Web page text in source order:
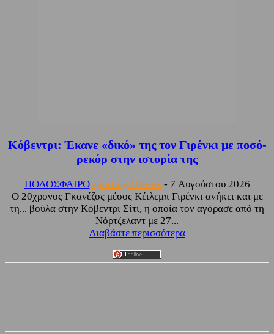
Κόβεντρι: Έκανε «δικό» της τον Γιρένκι με ποσό-
ρεκόρ στην ιστορία της
ΠΟΔΟΣΦΑΙΡΟ sporting24news - 7 Αυγούστου 2026
Ο 20χρονος Γκανέζος μέσος Κέιλεμπ Γιρένκι ανήκει και με
τη... βούλα στην Κόβεντρι Σίτι, η οποία τον αγόρασε από τη
Νόρτζελαντ με 27...
Διαβάστε περισσότερα